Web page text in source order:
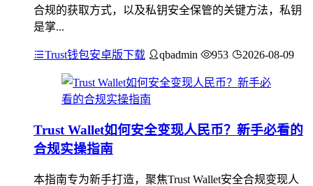
合规的获取方式，以及私钥安全保管的关键方法，私钥
是掌...
Trust钱包安卓版下载 qbadmin 953 2026-08-09
Trust Wallet如何安全变现人民币？新手必看的
合规实操指南
本指南专为新手打造，聚焦Trust Wallet安全合规变现人